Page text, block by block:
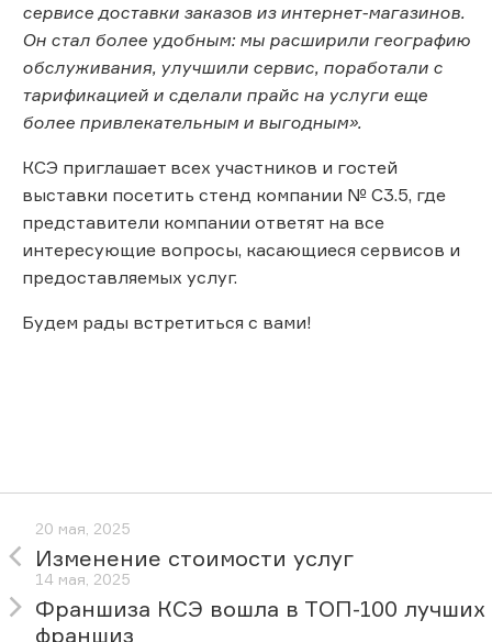
сервисе доставки заказов из интернет-магазинов.
Он стал более удобным: мы расширили географию
обслуживания, улучшили сервис, поработали с
тарификацией и сделали прайс на услуги еще
более привлекательным и выгодным».
КСЭ приглашает всех участников и гостей
выставки посетить стенд компании № С3.5, где
представители компании ответят на все
интересующие вопросы, касающиеся сервисов и
предоставляемых услуг.
Будем рады встретиться с вами!
20 мая, 2025
Изменение стоимости услуг
14 мая, 2025
Франшиза КСЭ вошла в ТОП-100 лучших
франшиз